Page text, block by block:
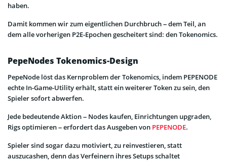
haben.
Damit kommen wir zum eigentlichen Durchbruch – dem Teil, an
dem alle vorherigen P2E-Epochen gescheitert sind: den Tokenomics.
PepeNodes Tokenomics-Design
PepeNode löst das Kernproblem der Tokenomics, indem PEPENODE
echte In-Game-Utility erhält, statt ein weiterer Token zu sein, den
Spieler sofort abwerfen.
Jede bedeutende Aktion – Nodes kaufen, Einrichtungen upgraden,
Rigs optimieren – erfordert das Ausgeben von PEPENODE.
Spieler sind sogar dazu motiviert, zu reinvestieren, statt
auszucashen, denn das Verfeinern ihres Setups schaltet